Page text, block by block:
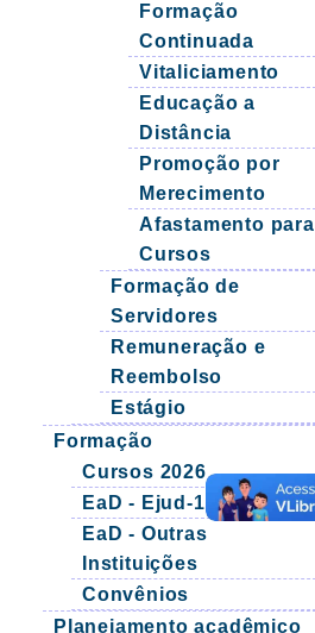
Formação
Continuada
Vitaliciamento
Educação a
Distância
Promoção por
Merecimento
Afastamento para
Cursos
Formação de
Servidores
Remuneração e
Reembolso
Estágio
Formação
Cursos 2026
EaD - Ejud-15
EaD - Outras
Instituições
Convênios
Planejamento acadêmico